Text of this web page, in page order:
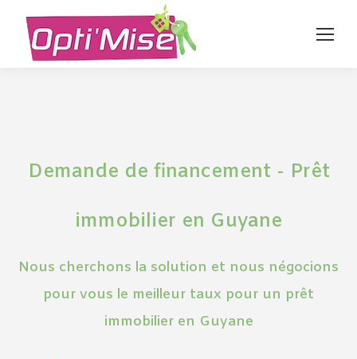
Demande de financement - Prêt
immobilier en Guyane
Nous cherchons la solution et nous négocions
pour vous le meilleur taux pour un prêt
immobilier en Guyane